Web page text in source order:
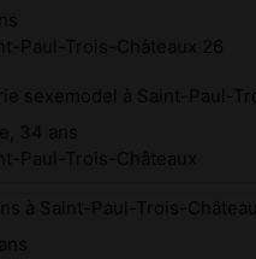
Paul-Trois-Châteaux 26
34 ans
Paul-Trois-Châteaux